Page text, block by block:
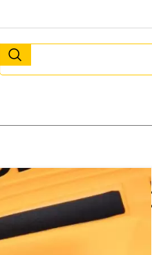
دریل سه نظام 10 اتوماتیک اینکو ۵۰۰ وات مدل